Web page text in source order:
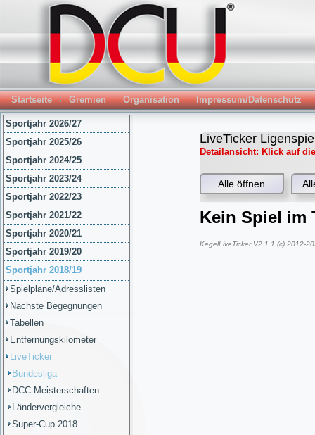
Startseite Gremien Organisation Impressum/Datenschutz
Sportjahr 2026/27
Sportjahr 2025/26
Sportjahr 2024/25
Sportjahr 2023/24
Sportjahr 2022/23
Sportjahr 2021/22
Sportjahr 2020/21
Sportjahr 2019/20
Sportjahr 2018/19
Spielpläne/Adresslisten
Nächste Begegnungen
Tabellen
Entfernungskilometer
LiveTicker
Bundesliga
DCC-Meisterschaften
Ländervergleiche
Super-Cup 2018